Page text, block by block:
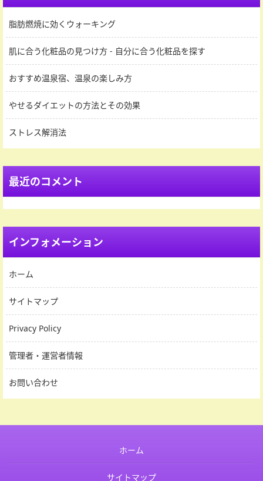
脂肪燃焼に効くウォーキング
肌に合う化粧品の見つけ方 - 自分に合う化粧品を探す
おすすめ温泉宿、温泉の楽しみ方
やせるダイエットの方法とその効果
ストレス解消法
最近のコメント
インフォメーション
ホーム
サイトマップ
Privacy Policy
管理者・運営者情報
お問い合わせ
ホーム
サイトマップ